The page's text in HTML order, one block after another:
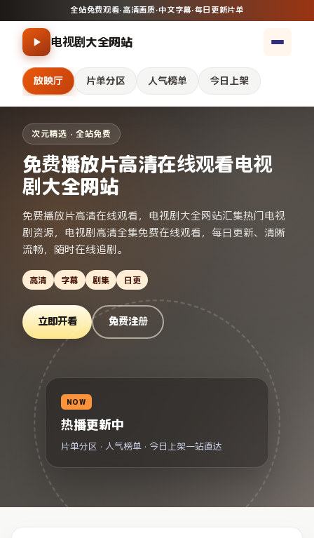
全站免费观看·高清画质·中文字幕·每日更新片单
电视剧大全网站
放映厅 片单分区 人气榜单 今日上架
次元精选 · 全站免费
免费播放片高清在线观看电视
剧大全网站
免费播放片高清在线观看，电视剧大全网站汇集热门电视
剧资源，电视剧高清全集免费在线观看，每日更新、清晰
流畅，随时在线追剧。
高清 字幕 剧集 日更
立即开看 免费注册
NOW
热播更新中
片单分区 · 人气榜单 · 今日上架一站直达